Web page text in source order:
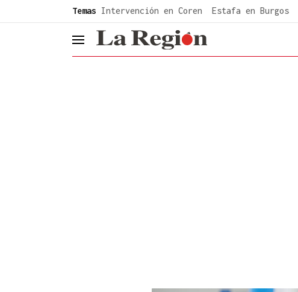
Temas Intervención en Coren Estafa en Burgos
header.menu.open